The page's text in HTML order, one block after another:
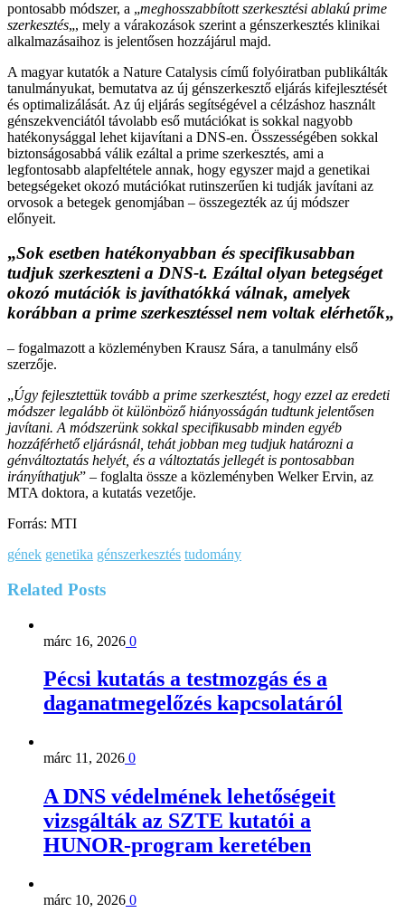
pontosabb módszer, a „meghosszabbított szerkesztési ablakú prime
szerkesztés„, mely a várakozások szerint a génszerkesztés klinikai
alkalmazásaihoz is jelentősen hozzájárul majd.
A magyar kutatók a Nature Catalysis című folyóiratban publikálták
tanulmányukat, bemutatva az új génszerkesztő eljárás kifejlesztését
és optimalizálását. Az új eljárás segítségével a célzáshoz használt
génszekvenciától távolabb eső mutációkat is sokkal nagyobb
hatékonysággal lehet kijavítani a DNS-en. Összességében sokkal
biztonságosabbá válik ezáltal a prime szerkesztés, ami a
legfontosabb alapfeltétele annak, hogy egyszer majd a genetikai
betegségeket okozó mutációkat rutinszerűen ki tudják javítani az
orvosok a betegek genomjában – összegezték az új módszer
előnyeit.
„Sok esetben hatékonyabban és specifikusabban
tudjuk szerkeszteni a DNS-t. Ezáltal olyan betegséget
okozó mutációk is javíthatókká válnak, amelyek
korábban a prime szerkesztéssel nem voltak elérhetők„
– fogalmazott a közleményben Krausz Sára, a tanulmány első
szerzője.
„Úgy fejlesztettük tovább a prime szerkesztést, hogy ezzel az eredeti
módszer legalább öt különböző hiányosságán tudtunk jelentősen
javítani. A módszerünk sokkal specifikusabb minden egyéb
hozzáférhető eljárásnál, tehát jobban meg tudjuk határozni a
génváltoztatás helyét, és a változtatás jellegét is pontosabban
irányíthatjuk” – foglalta össze a közleményben Welker Ervin, az
MTA doktora, a kutatás vezetője.
Forrás: MTI
gének genetika génszerkesztés tudomány
Related Posts
márc 16, 2026 0
Pécsi kutatás a testmozgás és a
daganatmegelőzés kapcsolatáról
márc 11, 2026 0
A DNS védelmének lehetőségeit
vizsgálták az SZTE kutatói a
HUNOR-program keretében
márc 10, 2026 0